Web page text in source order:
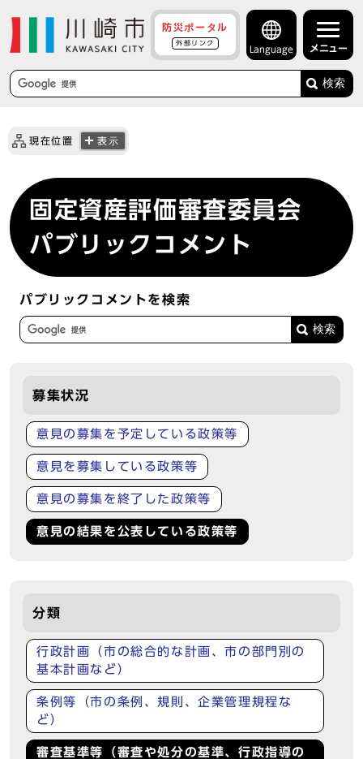
防災ポータル
外部リンク
Language メニュー
検索
現在位置 表示
固定資産評価審査委員会
パブリックコメント
パブリックコメントを検索
募集状況
意見の募集を予定している政策等
意見を募集している政策等
意見の募集を終了した政策等
意見の結果を公表している政策等
分類
行政計画（市の総合的な計画、市の部門別の
基本計画など）
条例等（市の条例、規則、企業管理規程な
ど）
審査基準等（審査や処分の基準、行政指導の